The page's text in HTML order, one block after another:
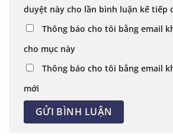
duyệt này cho lần bình luận kế tiếp
Thông báo cho tôi bằng email
cho mục này
Thông báo cho tôi bằng email
mới